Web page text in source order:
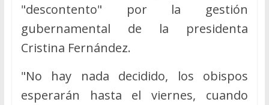
"descontento" por la gestión
gubernamental de la presidenta
Cristina Fernández.
"No hay nada decidido, los obispos
esperarán hasta el viernes, cuando